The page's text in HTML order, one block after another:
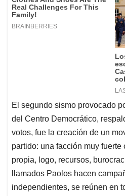
El segundo sismo provocado
del Centro Democrático,
votos, fue la creación de un
partido: una facción muy fuerte
propia, logo, recursos,
llamados Paolos hacen
independientes, se reúnen en